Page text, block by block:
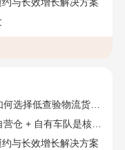
择低查验物流货代？
自有车队是核心硬指标
与长效增长解决方案